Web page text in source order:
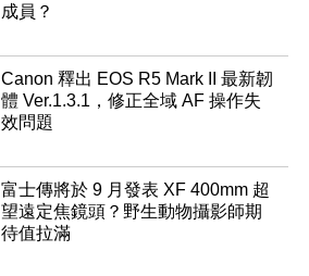
成員？
Canon 釋出 EOS R5 Mark II 最新韌
體 Ver.1.3.1，修正全域 AF 操作失
效問題
富士傳將於 9 月發表 XF 400mm 超
望遠定焦鏡頭？野生動物攝影師期
待值拉滿